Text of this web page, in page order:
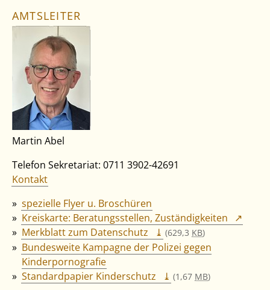
AMTSLEITER
Martin Abel
Telefon Sekretariat: 0711 3902-42691
Kontakt
spezielle Flyer u. Broschüren
Kreiskarte: Beratungsstellen, Zuständigkeiten
Merkblatt zum Datenschutz
(629,3 KB)
Bundesweite Kampagne der Polizei gegen
Kinderpornografie
Standardpapier Kinderschutz
(1,67 MB)